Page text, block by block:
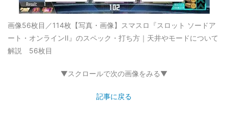
画像56枚目／114枚 【写真・画像】スマスロ『スロット ソードア
ート・オンラインII』のスペック・打ち方｜天井やモードについて
解説 56枚目
▼スクロールで次の画像をみる▼
記事に戻る